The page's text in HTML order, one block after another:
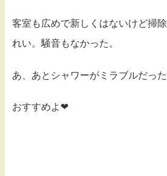
客室も広めで新しくはないけど掃
れい。騒音もなかった。
あ、あとシャワーがミラブルだった
おすすめよ❤